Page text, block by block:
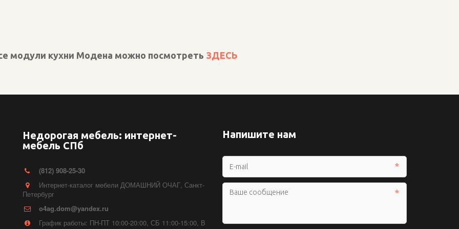
модули кухни Модена можно посмотреть ЗДЕСЬ
Недорогая мебель: интернет-
мебель СПб
(812) 908-25-30
Интернет-каталог мебели ДОМАШНИЙ ОЧАГ, Санкт-
Петербург
o4ag.dom@yandex.ru
График работы: ПН-ПТ 10:00-20:00, СБ 11:00-15:00, В
Напишите нам
*
*